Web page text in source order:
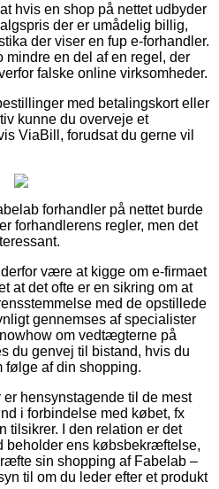
hvis en shop på nettet udbyder
der er umådelig billig,
der viser en fup e-forhandler.
mindre en del af en regel, der
falske online virksomheder.
med betalingskort eller
kunne du overveje et
ViaBill, forudsat du gerne vil
forhandler på nettet burde
forhandlerens regler, men det
være at kigge om e-firmaet
at det ofte er en sikring om at
med de opstillede
gennemses af specialister
om vedtægterne på
du genvej til bistand, hvis du
følge af din shopping.
hensynstagende til de mest
i forbindelse med købet, fx
tilsikrer. I den relation er det
beholder ens købsbekræftelse,
sin shopping af Fabelab –
til om du leder efter et produkt